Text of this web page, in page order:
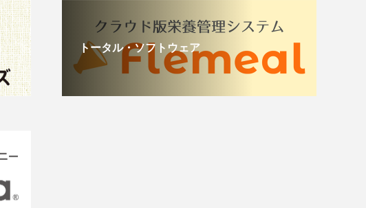
トータル・ソフトウェア